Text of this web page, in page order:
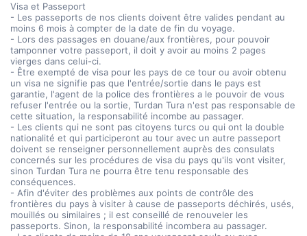
Visa et Passeport
- Les passeports de nos clients doivent être valides pendant au
moins 6 mois à compter de la date de fin du voyage.
- Lors des passages en douane/aux frontières, pour pouvoir
tamponner votre passeport, il doit y avoir au moins 2 pages
vierges dans celui-ci.
- Être exempté de visa pour les pays de ce tour ou avoir obtenu
un visa ne signifie pas que l'entrée/sortie dans le pays est
garantie, l'agent de la police des frontières a le pouvoir de vous
refuser l'entrée ou la sortie, Turdan Tura n'est pas responsable de
cette situation, la responsabilité incombe au passager.
- Les clients qui ne sont pas citoyens turcs ou qui ont la double
nationalité et qui participeront au tour avec un autre passeport
doivent se renseigner personnellement auprès des consulats
concernés sur les procédures de visa du pays qu'ils vont visiter,
sinon Turdan Tura ne pourra être tenu responsable des
conséquences.
- Afin d'éviter des problèmes aux points de contrôle des
frontières du pays à visiter à cause de passeports déchirés, usés,
mouillés ou similaires ; il est conseillé de renouveler les
passeports. Sinon, la responsabilité incombera au passager.